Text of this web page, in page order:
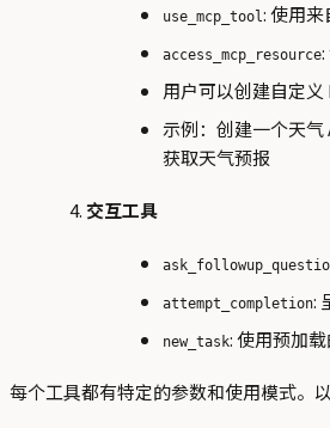
use_mcp_tool: 使用来
access_mcp_resource
用户可以创建自定义
示例：创建一个天
获取天气预报
交互工具
attempt_completion:
new_task: 使用预加
每个工具都有特定的参数和使用模式。